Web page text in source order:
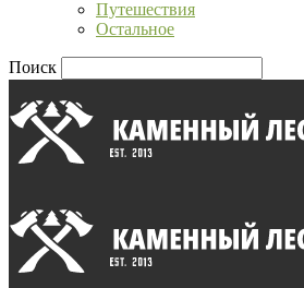
Путешествия
Остальное
Поиск